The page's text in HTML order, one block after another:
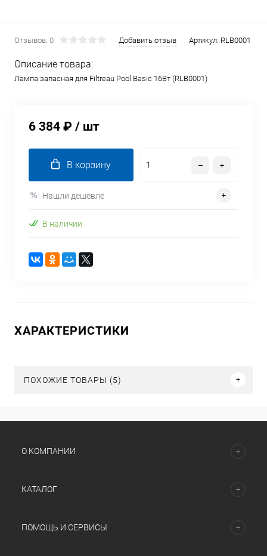
Отзывов: 0 Добавить отзыв Артикул: RLB0001
Описание товара:
Лампа запасная для Filtreau Pool Basic 16Вт (RLB0001)
6 384 ₽ / шт
В корзину
Нашли дешевле
В наличии
ХАРАКТЕРИСТИКИ
ПОХОЖИЕ ТОВАРЫ (5)
О КОМПАНИИ
КАТАЛОГ
ПОМОЩЬ И СЕРВИСЫ